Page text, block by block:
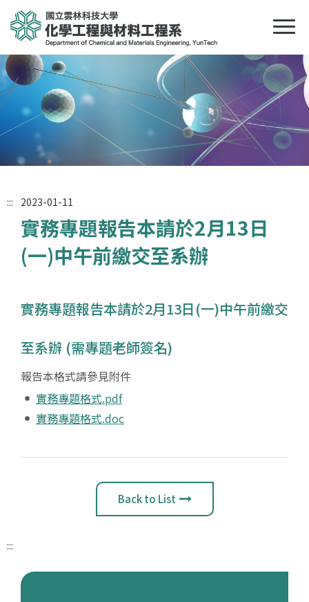
::: 2023-01-11
實務專題報告本請於2月13日
(一)中午前繳交至系辦
實務專題報告本請於2月13日(一)中午前繳交
至系辦 (需專題老師簽名)
報告本格式請參見附件
實務專題格式.pdf
實務專題格式.doc
Back to List
:::